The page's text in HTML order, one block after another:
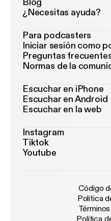
¿Necesitas ayuda?
Para podcasters
Iniciar sesión como
Preguntas
Normas de la
Escuchar en iPhone
Escuchar en Android
Escuchar en la web
Instagram
Tiktok
Youtube
Código
Política
Política